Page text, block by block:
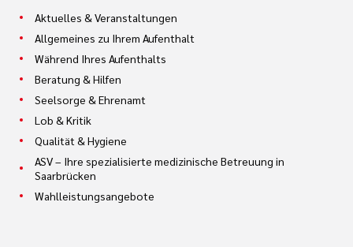
Aktuelles & Veranstaltungen
Allgemeines zu Ihrem Aufenthalt
Während Ihres Aufenthalts
Beratung & Hilfen
Seelsorge & Ehrenamt
Lob & Kritik
Qualität & Hygiene
ASV – Ihre spezialisierte medizinische Betreuung in
Saarbrücken
Wahlleistungsangebote